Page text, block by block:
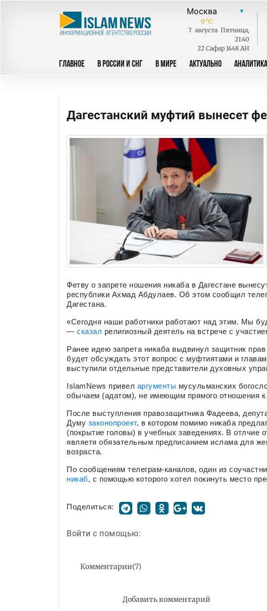
0°C
7 августа Пятница,
21:40
22 Сафар 1448 AH
ГЛАВНОЕ В РОССИИ И СНГ В МИРЕ АКТУАЛЬНО АНАЛИТИКА
Дагестанский муфтий вынесет
Фетву о запрете ношения никаба в Дагестане
республики Ахмад Абдулаев. Об этом сообщил
Дагестана.
«Сегодня наши работники работают над этим. Мы
— сказал религиозный деятель на встрече с
Ранее идею запрета никаба выдвинул защитник
будет обсуждать этот вопрос с муфтиятами и
выступили отдельные представители духовных
IslamNews привел аргументы мусульманских
обычаем (адатом), не имеющим прямого отношения к
После выступления правозащитника Фадеева,
Думу законопроект, в котором помимо никаба
(покрытие головы) в учебных заведениях. В отлчие
являетя обязательным предписанием ислама для
возраста.
По сообщениям телеграм-каналов, один из
никаб, с помощью которого хотел покинуть место
Поделиться:
Войти с помощью:
Комментарии(7)
Добавить комментарий